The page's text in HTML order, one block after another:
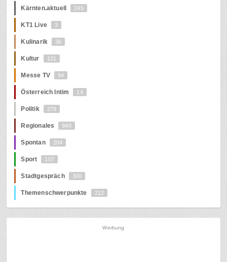
Kärnten.aktuell 245
KT1 Live 3
Kulinarik 36
Kultur 121
Messe TV 94
Österreich Intim 14
Politik 278
Regionales 940
Spontan 204
Sport 107
Stadtgespräch 300
Themenschwerpunkte 212
Werbung